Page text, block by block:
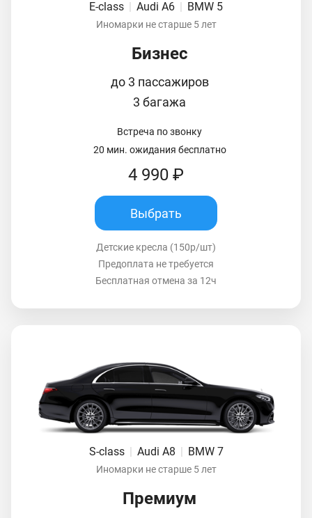
E-class | Audi A6 | BMW 5
Иномарки не старше 5 лет
Бизнес
до 3 пассажиров
3 багажа
Встреча по звонку
20 мин. ожидания бесплатно
4 990 ₽
Выбрать
Детские кресла (150р/шт)
Предоплата не требуется
Бесплатная отмена за 12ч
S-class | Audi A8 | BMW 7
Иномарки не старше 5 лет
Премиум